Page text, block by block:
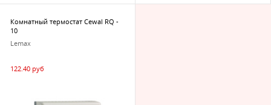
Комнатный термостат Cewal RQ -
10
Lemax
122.40 руб